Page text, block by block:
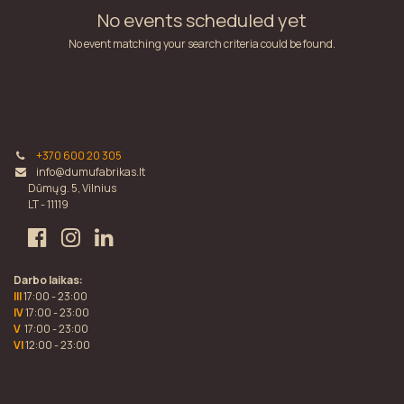
No events scheduled yet
No event matching your search criteria could be found.
+370 600 20 305
info@dumufabrikas.lt
Dūmų g. 5, Vilnius
LT - 11119
Darbo laikas:
III17:00 - 23:00
IV17:00 - 23:00
V 17:00 - 23:00
VI12:00 - 23:00